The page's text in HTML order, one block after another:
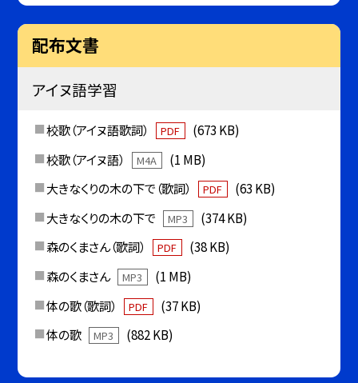
配布文書
アイヌ語学習
校歌（アイヌ語歌詞） PDF
(673 KB)
校歌（アイヌ語）
M4A
(1 MB)
大きなくりの木の下で（歌詞）
PDF
(63 KB)
大きなくりの木の下で
MP3
(374 KB)
森のくまさん（歌詞）
PDF
(38 KB)
森のくまさん
MP3
(1 MB)
体の歌（歌詞）
PDF
(37 KB)
体の歌
MP3 (882 KB)